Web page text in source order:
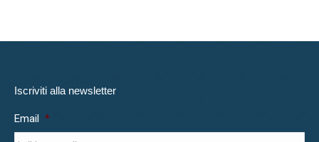
Iscriviti alla newsletter
Email *